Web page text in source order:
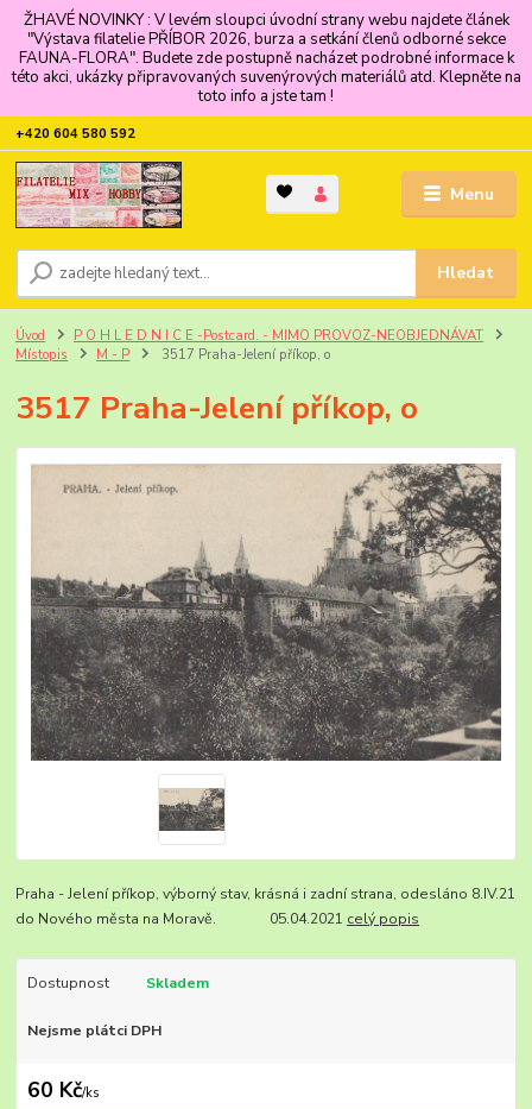
ŽHAVÉ NOVINKY : V levém sloupci úvodní strany webu najdete článek
"Výstava filatelie PŘÍBOR 2026, burza a setkání členů odborné sekce
FAUNA-FLORA". Budete zde postupně nacházet podrobné informace k
této akci, ukázky připravovaných suvenýrových materiálů atd. Klepněte na
toto info a jste tam !
Menu
Hledat
+420 604 580 592
Úvod
P O H L E D N I C E -Postcard. - MIMO PROVOZ-NEOBJEDNÁVAT
Místopis
M - P 3517 Praha-Jelení příkop, o
3517 Praha-Jelení příkop, o
Praha - Jelení příkop, výborný stav, krásná i zadní strana, odesláno 8.IV.21
do Nového města na Moravě. 05.04.2021 celý popis
Dostupnost Skladem
Nejsme plátci DPH
60 Kč/ks